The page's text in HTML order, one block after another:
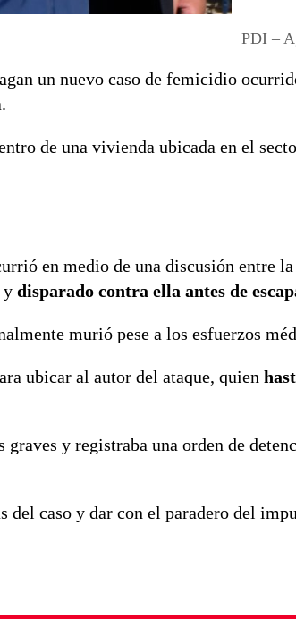
PDI –
un nuevo caso de femicidio
de una vivienda ubicada en el
en medio de una discusión entre
y disparado contra ella antes de
murió pese a los esfuerzos
ubicar al autor del ataque, quien
y registraba una orden de
del caso y dar con el paradero del